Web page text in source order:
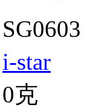
SG0603
i-star
0克